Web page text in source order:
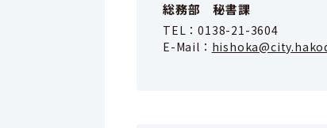
総務部 秘書課
TEL：0138-21-3604
E-Mail：